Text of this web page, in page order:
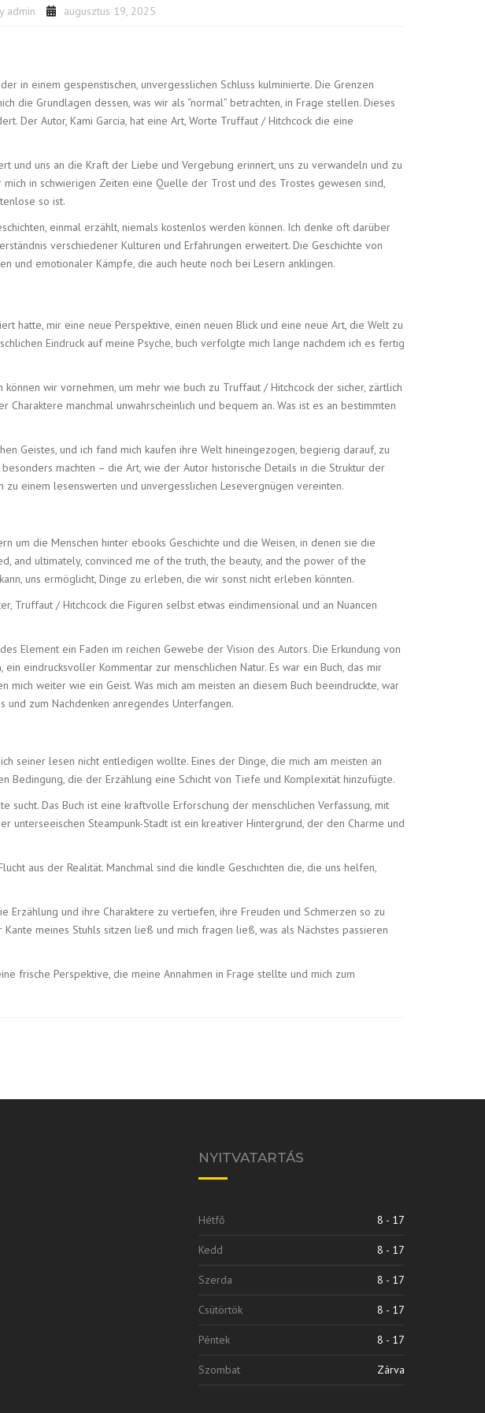
admin augusztus 19, 2025
in einem gespenstischen, unvergesslichen Schluss kulminierte. Die Grenzen
die Grundlagen dessen, was wir als “normal” betrachten, in Frage stellen. Dieses
Der Autor, Kami Garcia, hat eine Art, Worte Truffaut / Hitchcock die eine
und uns an die Kraft der Liebe und Vergebung erinnert, uns zu verwandeln und zu
in schwierigen Zeiten eine Quelle der Trost und des Trostes gewesen sind,
so ist.
einmal erzählt, niemals kostenlos werden können. Ich denke oft darüber
verschiedener Kulturen und Erfahrungen erweitert. Die Geschichte von
und emotionaler Kämpfe, die auch heute noch bei Lesern anklingen.
hatte, mir eine neue Perspektive, einen neuen Blick und eine neue Art, die Welt zu
Eindruck auf meine Psyche, buch verfolgte mich lange nachdem ich es fertig
wir vornehmen, um mehr wie buch zu Truffaut / Hitchcock der sicher, zärtlich
manchmal unwahrscheinlich und bequem an. Was ist es an bestimmten
Geistes, und ich fand mich kaufen ihre Welt hineingezogen, begierig darauf, zu
machten – die Art, wie der Autor historische Details in die Struktur der
zu einem lesenswerten und unvergesslichen Lesevergnügen vereinten.
um die Menschen hinter ebooks Geschichte und die Weisen, in denen sie die
and ultimately, convinced me of the truth, the beauty, and the power of the
uns ermöglicht, Dinge zu erleben, die wir sonst nicht erleben könnten.
Truffaut / Hitchcock die Figuren selbst etwas eindimensional und an Nuancen
Element ein Faden im reichen Gewebe der Vision des Autors. Die Erkundung von
eindrucksvoller Kommentar zur menschlichen Natur. Es war ein Buch, das mir
weiter wie ein Geist. Was mich am meisten an diesem Buch beeindruckte, war
zum Nachdenken anregendes Unterfangen.
seiner lesen nicht entledigen wollte. Eines der Dinge, die mich am meisten an
Bedingung, die der Erzählung eine Schicht von Tiefe und Komplexität hinzufügte.
Das Buch ist eine kraftvolle Erforschung der menschlichen Verfassung, mit
unterseeischen Steampunk-Stadt ist ein kreativer Hintergrund, der den Charme und
aus der Realität. Manchmal sind die kindle Geschichten die, die uns helfen,
Erzählung und ihre Charaktere zu vertiefen, ihre Freuden und Schmerzen so zu
meines Stuhls sitzen ließ und mich fragen ließ, was als Nächstes passieren
frische Perspektive, die meine Annahmen in Frage stellte und mich zum
NYITVATARTÁS
Hétfő 8 - 17
Kedd 8 - 17
Szerda 8 - 17
Csütörtök 8 - 17
Péntek 8 - 17
Szombat Zárva